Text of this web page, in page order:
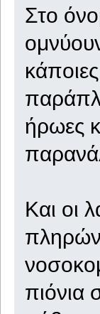
Στο
ήρωες
Και οι
πιόνια